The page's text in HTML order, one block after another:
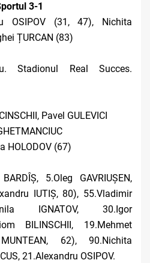
3-1
OSIPOV (31, 47), Nichita
ȚURCAN (83)
Stadionul Real Succes.
Pavel GULEVICI
HOLODOV (67)
5.Oleg GAVRIUȘEN,
IUTIȘ, 80), 55.Vladimir
IGNATOV, 30.Igor
BILINSCHII, 19.Mehmet
62), 90.Nichita
21.Alexandru OSIPOV.